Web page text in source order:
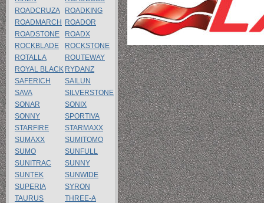
ROADCRUZA
ROADKING
ROADMARCH
ROADOR
ROADSTONE
ROADX
ROCKBLADE
ROCKSTONE
ROTALLA
ROUTEWAY
ROYAL BLACK RYDANZ
SAFERICH
SAILUN
SAVA
SILVERSTONE
SONAR
SONIX
SONNY
SPORTIVA
STARFIRE
STARMAXX
SUMAXX
SUMITOMO
SUMO
SUNFULL
SUNITRAC
SUNNY
SUNTEK
SUNWIDE
SUPERIA
SYRON
TAURUS
THREE-A